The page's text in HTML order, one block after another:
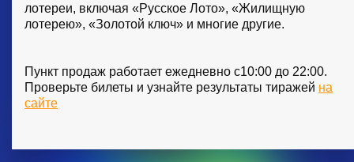
лотереи, включая «Русское Лото», «Жилищную
лотерею», «Золотой ключ» и многие другие.
Пункт продаж работает ежедневно с10:00 до 22:00.
Проверьте билеты и узнайте результаты тиражей на
сайте